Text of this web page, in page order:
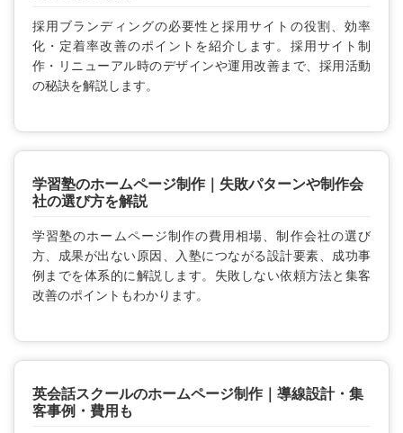
採用ブランディングの必要性と採用サイトの役割、効率
化・定着率改善のポイントを紹介します。採用サイト制
作・リニューアル時のデザインや運用改善まで、採用活動
の秘訣を解説します。
学習塾のホームページ制作｜失敗パターンや制作会
社の選び方を解説
学習塾のホームページ制作の費用相場、制作会社の選び
方、成果が出ない原因、入塾につながる設計要素、成功事
例までを体系的に解説します。失敗しない依頼方法と集客
改善のポイントもわかります。
英会話スクールのホームページ制作｜導線設計・集
客事例・費用も